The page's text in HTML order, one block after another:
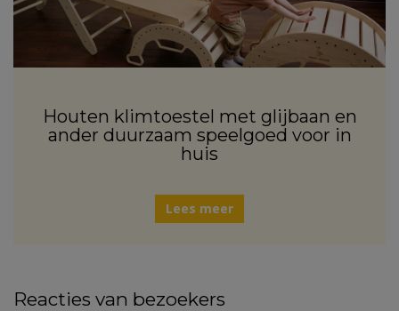
Houten klimtoestel met glijbaan en
ander duurzaam speelgoed voor in
huis
Lees meer
Reacties van bezoekers